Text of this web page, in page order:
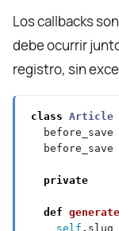
Los callbacks
debe ocurrir
registro, sin
class Article
  before_save
  before_save
private
def
self . slug